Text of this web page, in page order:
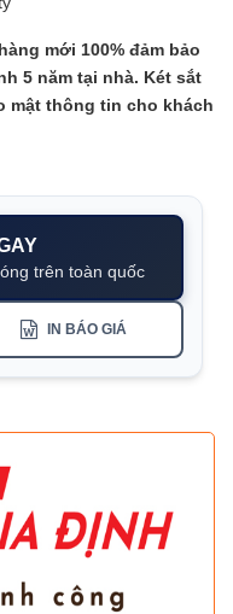
mới 100% đảm bảo
5 năm tại nhà. Két sắt
mật thông tin cho khách
trên toàn quốc
IN BÁO GIÁ